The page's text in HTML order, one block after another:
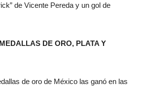
de Vicente Pereda y un gol de
DE ORO, PLATA Y
de oro de México las ganó en las